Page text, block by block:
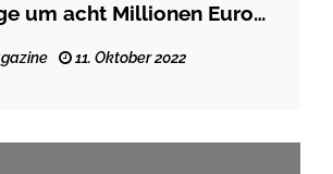
um acht Millionen Euro
11. Oktober 2022